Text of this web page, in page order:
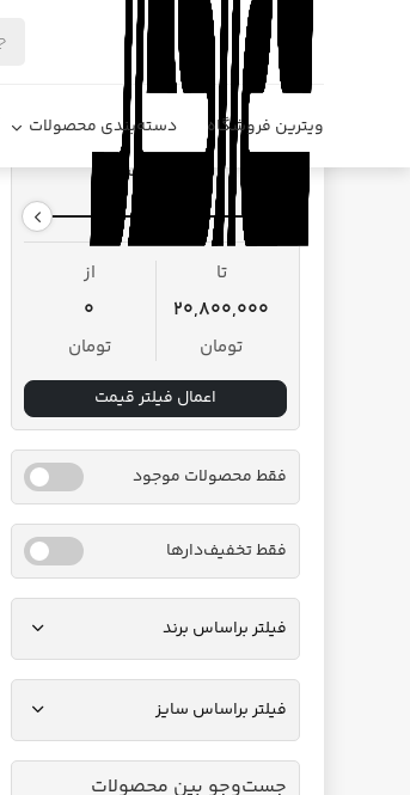
ویترین فروشگاه دسته‌بندی محصولات
محدوده قیمت
تا
20,800,000
تومان
از
0
تومان
اعمال فیلتر قیمت
فقط محصولات موجود
فقط تخفیف‌دارها
فیلتر براساس برند
فیلتر براساس سایز
جست‌وجو بین محصولات